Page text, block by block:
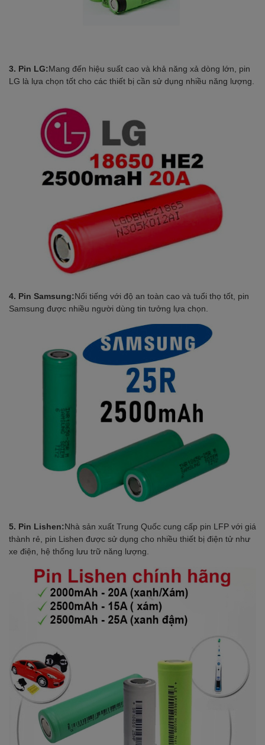
3. Pin LG:Mang đến hiệu suất cao và khả năng xả dòng lớn, pin
LG là lựa chọn tốt cho các thiết bị cần sử dụng nhiều năng lượng.
4. Pin Samsung:Nổi tiếng với độ an toàn cao và tuổi thọ tốt, pin
Samsung được nhiều người dùng tin tưởng lựa chọn.
5. Pin Lishen:Nhà sản xuất Trung Quốc cung cấp pin LFP với giá
thành rẻ, pin Lishen được sử dụng cho nhiều thiết bị điện tử như
xe điện, hệ thống lưu trữ năng lượng.